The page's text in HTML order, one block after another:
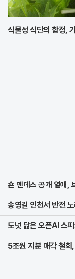
식물성 식단의 함정,
숀 멘데스 공개 열애,
송영길 인천서 반전
도넛 닮은 오픈AI 스
5조원 지분 매각 철회